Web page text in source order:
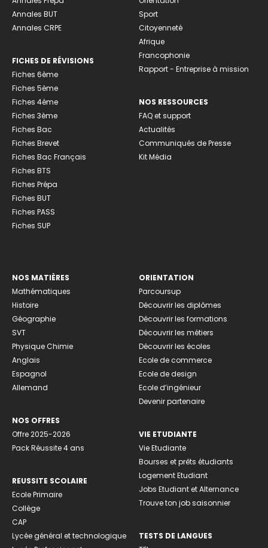
Annales BUT
Annales CRPE
FICHES DE RÉVISIONS
Fiches 6ème
Fiches 5ème
Fiches 4ème
Fiches 3ème
Fiches Bac
Fiches Brevet
Fiches Bac Français
Fiches BTS
Fiches Prépa
Fiches BUT
Fiches PASS
Fiches SUP
Sport
Citoyenneté
Afrique
Francophonie
Rapport - Entreprise à mission
NOS RESSOURCES
FAQ et support
Actualités
Communiqués de Presse
Kit Média
NOS MATIÈRES
Mathématiques
Histoire
Géographie
SVT
Physique Chimie
Anglais
Espagnol
Allemand
NOS OFFRES
Offre 2025-2026
Pack Réussite 4 ans
REUSSITE SCOLAIRE
Ecole Primaire
Collège
CAP
Lycée général et technologique
ORIENTATION
Parcoursup
Découvrir les diplômes
Découvrir les formations
Découvrir les métiers
Découvrir les écoles
Ecole de commerce
Ecole de design
Ecole d’ingénieur
Devenir partenaire
VIE ETUDIANTE
Vie Etudiante
Bourses et prêts étudiants
Logement Etudiant
Jobs Etudiant et Alternance
Trouve ton job saisonnier
TESTS DE LANGUES